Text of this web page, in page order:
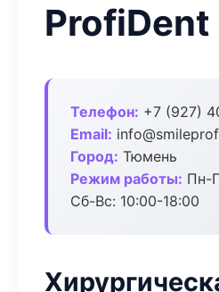
ProfiDent
Телефон: +7 (927)
Email:
Город: Тюмень
Режим работы: Пн-
Сб-Вс: 10:00-18:00